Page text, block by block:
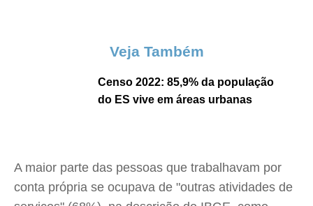
Veja Também
Censo 2022: 85,9% da população
do ES vive em áreas urbanas
A maior parte das pessoas que trabalhavam por
conta própria se ocupava de "outras atividades de